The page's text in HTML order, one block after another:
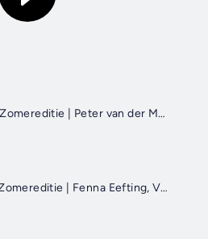
Voorzorg | 172 | Zomereditie | Peter van der Meer, HagaZiekenhuis: 'Ik wist niet waar ik aan begon'
Voorzorg | 171 | Zomereditie | Fenna Eefting, Vogellanden: 'In de zorg mis ik het Yes!-gevoel'